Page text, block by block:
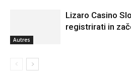
Autres
Lizaro Casino
registrirati in